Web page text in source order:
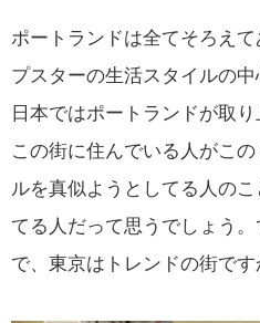
ポートランドは全てそろえ
プスターの生活スタイルの
日本ではポートランドが取
この街に住んでいる人がこ
ルを真似ようとしてる人の
てる人だって思うでしょう
で、東京はトレンドの街です